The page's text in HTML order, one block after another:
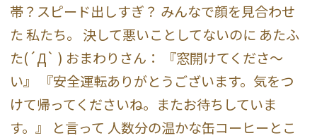
帯？スピード出しすぎ？ みんなで顔を見合わせ
た 私たち。 決して悪いことしてないのに あたふ
た(´Д` ) おまわりさん： 『窓開けてくださ～
い』 『安全運転ありがとうございます。気をつ
けて帰ってくださいね。またお待ちしていま
す。』 と言って 人数分の温かな缶コーヒーとこ